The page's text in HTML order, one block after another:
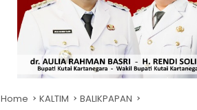
Home KALTIM BALIKPAPAN